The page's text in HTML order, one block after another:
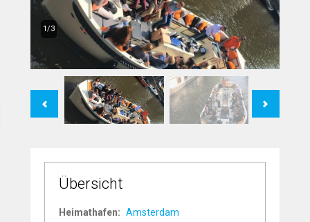
1/3
Übersicht
Heimathafen: Amsterdam